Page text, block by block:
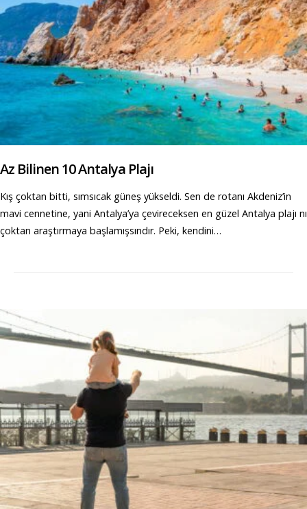
Az Bilinen 10 Antalya Plajı
Kış çoktan bitti, sımsıcak güneş yükseldi. Sen de rotanı Akdeniz’in
mavi cennetine, yani Antalya’ya çevireceksen en güzel Antalya plajı nı
çoktan araştırmaya başlamışsındır. Peki, kendini…